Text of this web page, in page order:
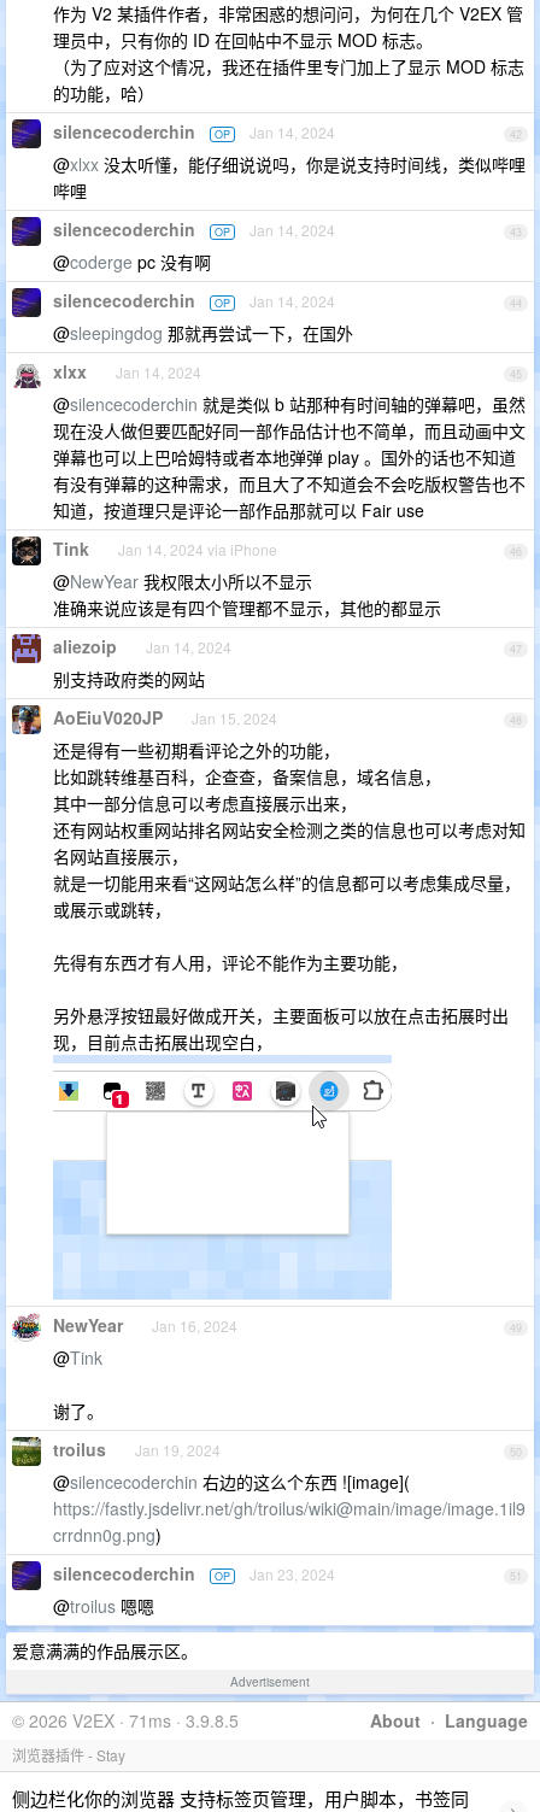
作为 V2 某插件作者，非常困惑的想问问，为何在几个 V2EX 管
理员中，只有你的 ID 在回帖中不显示 MOD 标志。
（为了应对这个情况，我还在插件里专门加上了显示 MOD 标志
的功能，哈）
42
silencecoderchin OP Jan 14, 2024
@xlxx 没太听懂，能仔细说说吗，你是说支持时间线，类似哔哩
哔哩
43
silencecoderchin OP Jan 14, 2024
@coderge pc 没有啊
44
silencecoderchin OP Jan 14, 2024
@sleepingdog 那就再尝试一下，在国外
45
xlxx Jan 14, 2024
@silencecoderchin 就是类似 b 站那种有时间轴的弹幕吧，虽然
现在没人做但要匹配好同一部作品估计也不简单，而且动画中文
弹幕也可以上巴哈姆特或者本地弹弹 play 。国外的话也不知道
有没有弹幕的这种需求，而且大了不知道会不会吃版权警告也不
知道，按道理只是评论一部作品那就可以 Fair use
46
Tink Jan 14, 2024 via iPhone
@NewYear 我权限太小所以不显示
准确来说应该是有四个管理都不显示，其他的都显示
47
aliezoip Jan 14, 2024
别支持政府类的网站
48
AoEiuV020JP Jan 15, 2024
还是得有一些初期看评论之外的功能，
比如跳转维基百科，企查查，备案信息，域名信息，
其中一部分信息可以考虑直接展示出来，
还有网站权重网站排名网站安全检测之类的信息也可以考虑对知
名网站直接展示，
就是一切能用来看“这网站怎么样”的信息都可以考虑集成尽量，
或展示或跳转，
先得有东西才有人用，评论不能作为主要功能，
另外悬浮按钮最好做成开关，主要面板可以放在点击拓展时出
现，目前点击拓展出现空白，
49
NewYear Jan 16, 2024
@Tink
谢了。
50
troilus Jan 19, 2024
@silencecoderchin 右边的这么个东西 ![image](
https://fastly.jsdelivr.net/gh/troilus/wiki@main/image/image.1il9
crrdnn0g.png)
51
silencecoderchin OP Jan 23, 2024
@troilus 嗯嗯
爱意满满的作品展示区。
Advertisement
About · Language
© 2026 V2EX · 71ms · 3.9.8.5
浏览器插件 - Stay
侧边栏化你的浏览器 支持标签页管理，用户脚本，书签同